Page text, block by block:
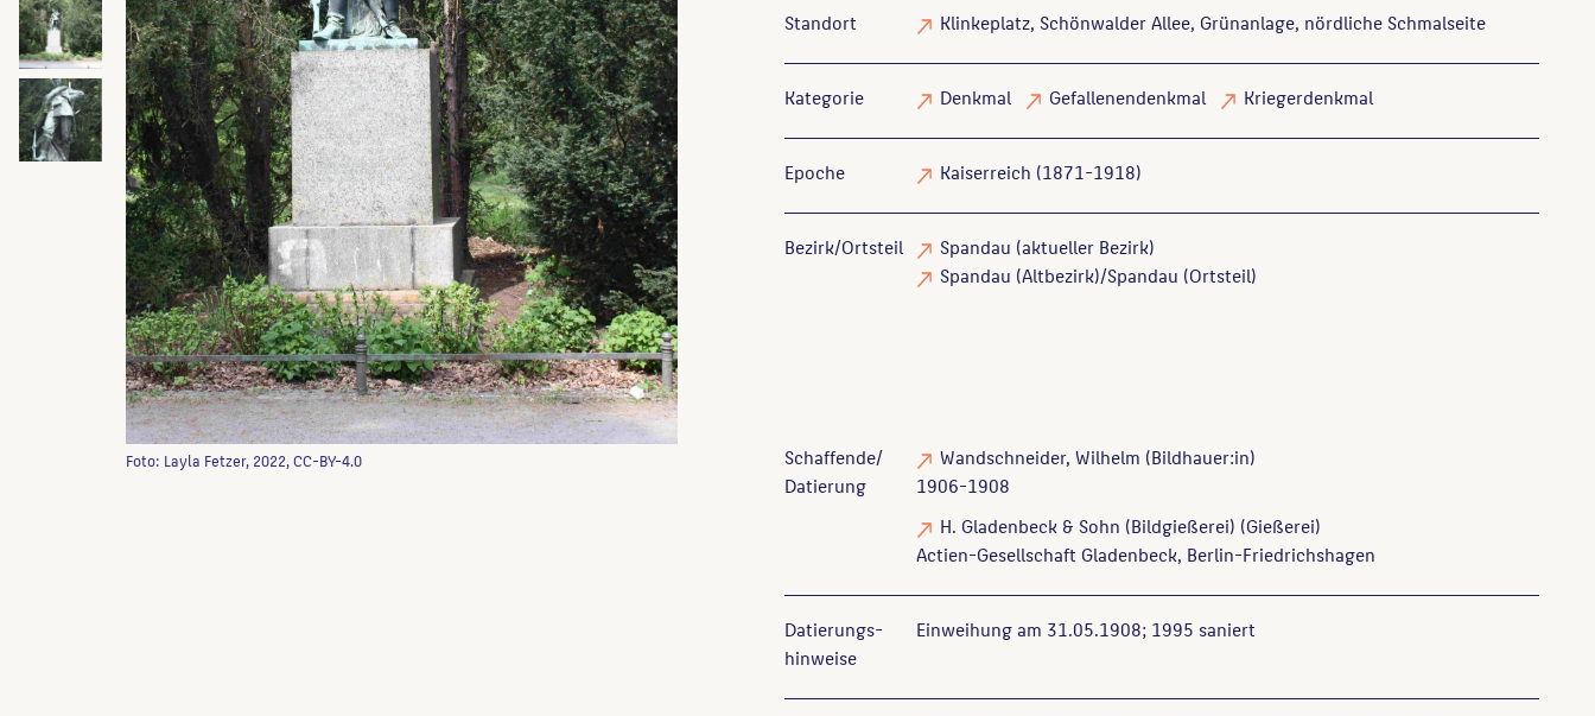
Foto: Layla Fetzer, 2022, CC-BY-4.0
Standort Klinkeplatz, Schönwalder Allee, Grünanlage, nördliche Schmalseite
Kategorie Denkmal Gefallenendenkmal Kriegerdenkmal
Epoche Kaiserreich (1871-1918)
Bezirk/Ortsteil
Spandau (aktueller Bezirk)
Spandau (Altbezirk)/Spandau (Ortsteil)
Schaffende/
Datierung
Wandschneider, Wilhelm (Bildhauer:in)
1906-1908
H. Gladenbeck & Sohn (Bildgießerei) (Gießerei)
Actien-Gesellschaft Gladenbeck, Berlin-Friedrichshagen
Datierungs­
hinweise
Einweihung am 31.05.1908; 1995 saniert